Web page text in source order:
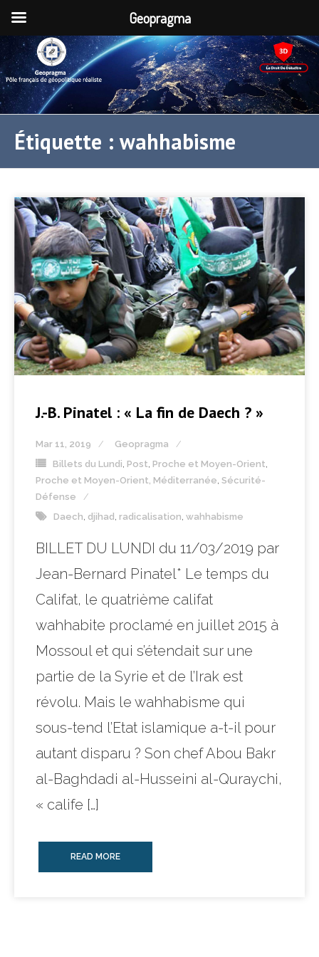
Étiquette : wahhabisme
J.-B. Pinatel : « La fin de Daech ? »
Mar 11, 2019
Geopragma
Billets du Lundi Post Proche et Moyen-Orient
Proche et Moyen-Orient, Méditerranée Sécurité-
Défense
Daech djihad radicalisation wahhabisme
BILLET DU LUNDI du 11/03/2019 par
Jean-Bernard Pinatel* Le temps du
Califat, le quatrième califat
wahhabite proclamé en juillet 2015 à
Mossoul et qui s’étendait sur une
partie de la Syrie et de l’Irak est
révolu. Mais le wahhabisme qui
sous-tend l’Etat islamique a-t-il pour
autant disparu ? Son chef Abou Bakr
al-Baghdadi al-Husseini al-Quraychi,
« calife […]
READ MORE
Geopragma